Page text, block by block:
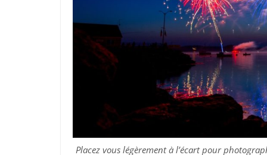
Placez vous légèrement à l’écart pour